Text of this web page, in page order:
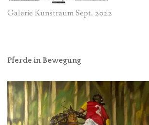
Galerie Kunstraum Sept. 2022
Pferde in Bewegung